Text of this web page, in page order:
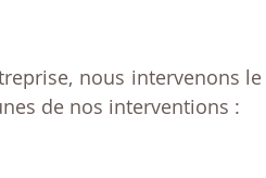
nous
de nos interventions :